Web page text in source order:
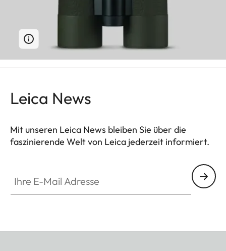
Leica News
Mit unseren Leica News bleiben Sie über die
faszinierende Welt von Leica jederzeit informiert.